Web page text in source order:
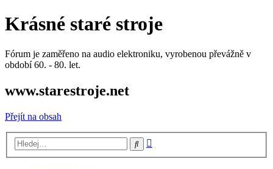
Krásné staré stroje
Fórum je zaměřeno na audio elektroniku, vyrobenou převážně v
období 60. - 80. let.
www.starestroje.net
Přejít na obsah
Hledat